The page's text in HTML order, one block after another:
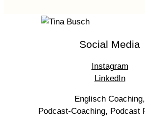
Social Media
Instagram
LinkedIn
Englisch Coaching,
Podcast-Coaching, Podcast